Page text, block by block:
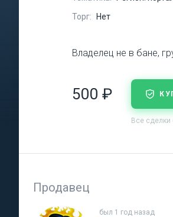
Торг:
Нет
Владелец не в бане,
500 ₽
Все сделки
Продавец
был 1 год назад